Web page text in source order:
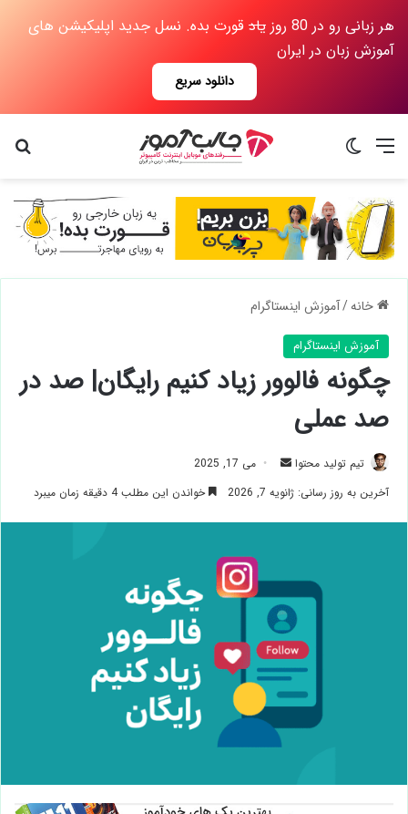
هر زبانی رو در 80 روز یاد قورت بده. نسل جدید اپلیکیشن های
آموزش زبان در ایران
دانلود سریع
منو
خانه/آموزش اینستاگرام
آموزش اینستاگرام
چگونه فالوور زیاد کنیم رایگان| صد در
صد عملی
تیم تولید محتوا
ارسال
ایمیل
می 17, 2025
آخرین به روز رسانی: ژانویه 7, 2026
خواندن این مطلب 4 دقیقه زمان میبرد